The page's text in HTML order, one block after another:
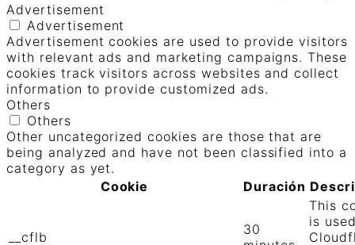
Advertisement
Advertisement
Advertisement cookies are used to provide visitors
with relevant ads and marketing campaigns. These
cookies track visitors across websites and collect
information to provide customized ads.
Others
Others
Other uncategorized cookies are those that are
being analyzed and have not been classified into a
category as yet.
Cookie
Duración
__cflb
30
This
is